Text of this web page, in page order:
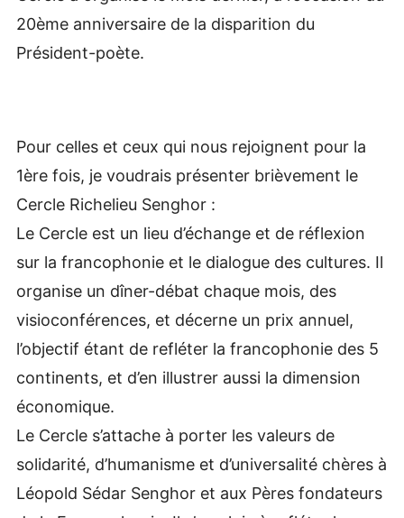
20ème anniversaire de la disparition du
Président-poète.
Pour celles et ceux qui nous rejoignent pour la
1ère fois, je voudrais présenter brièvement le
Cercle Richelieu Senghor :
Le Cercle est un lieu d’échange et de réflexion
sur la francophonie et le dialogue des cultures. Il
organise un dîner-débat chaque mois, des
visioconférences, et décerne un prix annuel,
l’objectif étant de refléter la francophonie des 5
continents, et d’en illustrer aussi la dimension
économique.
Le Cercle s’attache à porter les valeurs de
solidarité, d’humanisme et d’universalité chères à
Léopold Sédar Senghor et aux Pères fondateurs